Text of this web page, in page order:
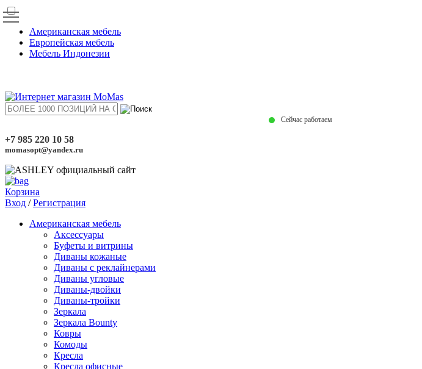
Американская мебель
Европейская мебель
Мебель Индонезии
Сейчас работаем
+7 985 220 10 58
momasopt@yandex.ru
Корзина
Вход /Регистрация
Американская мебель
Аксессуары
Буфеты и витрины
Диваны кожаные
Диваны с реклайнерами
Диваны угловые
Диваны-двойки
Диваны-тройки
Зеркала
Зеркала Bounty
Ковры
Комоды
Кресла
Кресла офисные